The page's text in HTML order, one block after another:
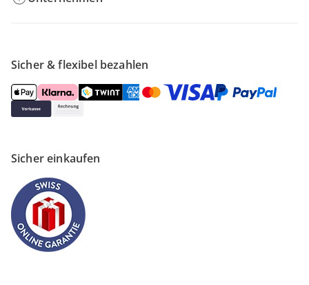
Sicher & flexibel bezahlen
Sicher einkaufen